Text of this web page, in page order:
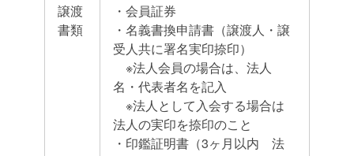
譲渡
書類
・会員証券
・名義書換申請書（譲渡人・譲
受人共に署名実印捺印）
※法人会員の場合は、法人
名・代表者名を記入
※法人として入会する場合は
法人の実印を捺印のこと
・印鑑証明書（3ヶ月以内 法